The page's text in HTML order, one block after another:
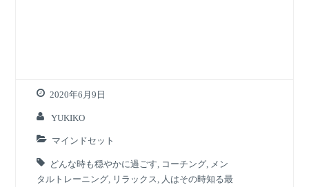
2020年6月9日
YUKIKO
マインドセット
どんな時も穏やかに過ごす コーチング
メン
タルトレーニング
リラックス
人はその時知る最